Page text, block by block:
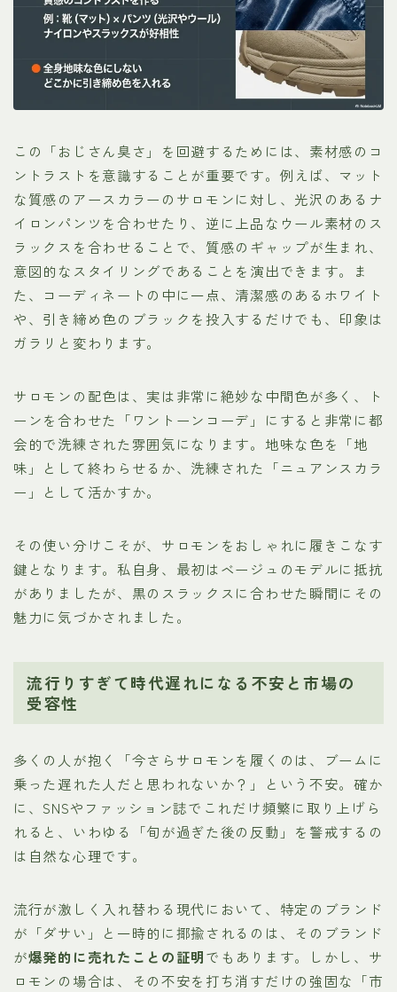
この「おじさん臭さ」を回避するためには、素材感のコ
ントラストを意識することが重要です。例えば、マット
な質感のアースカラーのサロモンに対し、光沢のあるナ
イロンパンツを合わせたり、逆に上品なウール素材のス
ラックスを合わせることで、質感のギャップが生まれ、
意図的なスタイリングであることを演出できます。ま
た、コーディネートの中に一点、清潔感のあるホワイト
や、引き締め色のブラックを投入するだけでも、印象は
ガラリと変わります。
サロモンの配色は、実は非常に絶妙な中間色が多く、ト
ーンを合わせた「ワントーンコーデ」にすると非常に都
会的で洗練された雰囲気になります。地味な色を「地
味」として終わらせるか、洗練された「ニュアンスカラ
ー」として活かすか。
その使い分けこそが、サロモンをおしゃれに履きこなす
鍵となります。私自身、最初はベージュのモデルに抵抗
がありましたが、黒のスラックスに合わせた瞬間にその
魅力に気づかされました。
流行りすぎて時代遅れになる不安と市場の
受容性
多くの人が抱く「今さらサロモンを履くのは、ブームに
乗った遅れた人だと思われないか？」という不安。確か
に、SNSやファッション誌でこれだけ頻繁に取り上げら
れると、いわゆる「旬が過ぎた後の反動」を警戒するの
は自然な心理です。
流行が激しく入れ替わる現代において、特定のブランド
が「ダサい」と一時的に揶揄されるのは、そのブランド
が爆発的に売れたことの証明でもあります。しかし、サ
ロモンの場合は、その不安を打ち消すだけの強固な「市